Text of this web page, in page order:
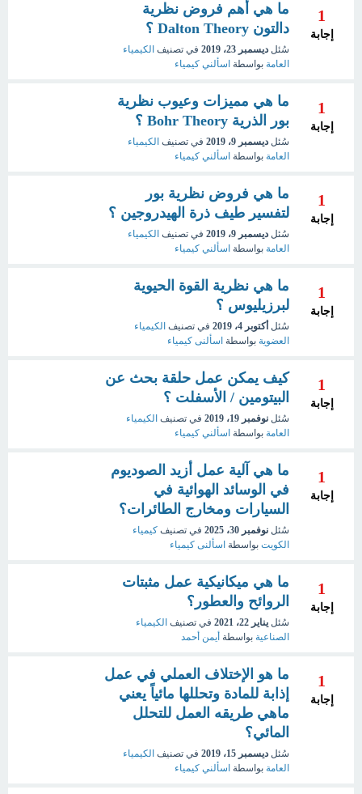
1
إجابة
ما هي أهم فروض نظرية
دالتون Dalton Theory ؟
سُئل ديسمبر 23، 2019 في تصنيف الكيمياء
العامة بواسطة اسألني كيمياء
1
إجابة
ما هي مميزات وعيوب نظرية
بور الذرية Bohr Theory ؟
سُئل ديسمبر 9، 2019 في تصنيف الكيمياء
العامة بواسطة اسألني كيمياء
1
إجابة
ما هي فروض نظرية بور
لتفسير طيف ذرة الهيدروجين ؟
سُئل ديسمبر 9، 2019 في تصنيف الكيمياء
العامة بواسطة اسألني كيمياء
1
إجابة
ما هي نظرية القوة الحيوية
لبرزيليوس ؟
سُئل أكتوبر 4، 2019 في تصنيف الكيمياء
العضوية بواسطة اسألنى كيمياء
1
إجابة
كيف يمكن عمل حلقة بحث عن
البيتومين / الأسفلت ؟
سُئل نوفمبر 19، 2019 في تصنيف الكيمياء
العامة بواسطة اسألني كيمياء
1
إجابة
ما هي آلية عمل أزيد الصوديوم
في الوسائد الهوائية في
السيارات ومخارج الطائرات؟
سُئل نوفمبر 30، 2025 في تصنيف كيمياء
الكويت بواسطة اسألنى كيمياء
1
إجابة
ما هي ميكانيكية عمل مثبتات
الروائح والعطور؟
سُئل يناير 22، 2021 في تصنيف الكيمياء
الصناعية بواسطة أيمن أحمد
1
إجابة
ما هو الإختلاف العملي في عمل
إذابة للمادة وتحللها مائياً يعني
ماهي طريقه العمل للتحلل
المائي؟
سُئل ديسمبر 15، 2019 في تصنيف الكيمياء
العامة بواسطة اسألني كيمياء